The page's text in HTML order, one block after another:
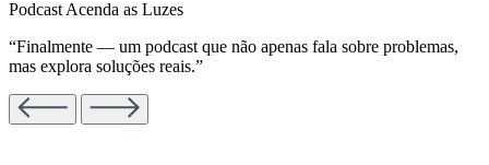
Podcast Acenda as Luzes
“Finalmente — um podcast que não apenas fala sobre problemas,
mas explora soluções reais.”